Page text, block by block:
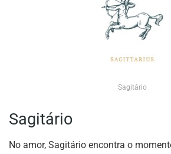
Sagitário
Sagitário
No amor, Sagitário encontra o